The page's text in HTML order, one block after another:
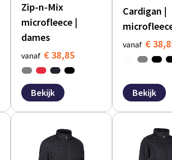
Zip-n-Mix
microfleece |
dames
vanaf € 38,85
Bekijk
Cardigan |
vanaf €
Bekijk